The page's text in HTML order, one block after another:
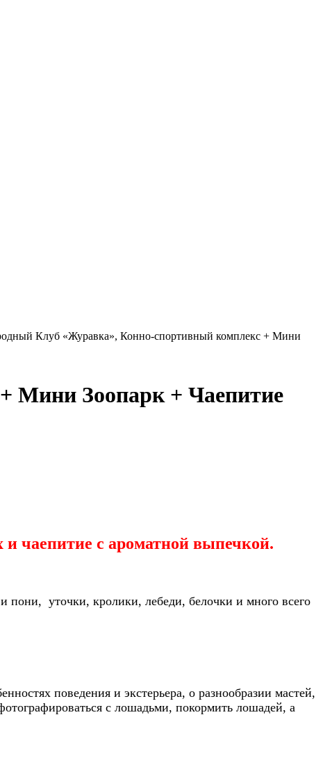
Клуб «Журавка», Конно-спортивный комплекс + Мини
Мини Зоопарк + Чаепитие
чаепитие с ароматной выпечкой.
уточки, кролики, лебеди, белочки и много всего
поведения и экстерьера, о разнообразии мастей,
с лошадьми, покормить лошадей, а